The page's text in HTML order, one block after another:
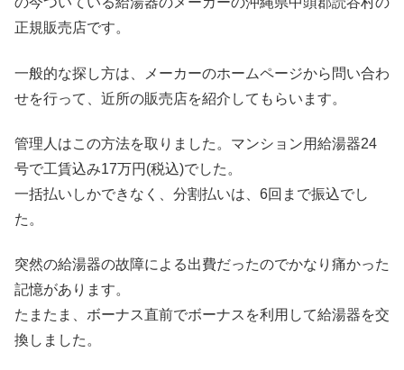
正規販売店です。
一般的な探し方は、メーカーのホームページから問い合わ
せを行って、近所の販売店を紹介してもらいます。
管理人はこの方法を取りました。マンション用給湯器24
号で工賃込み17万円(税込)でした。
一括払いしかできなく、分割払いは、6回まで振込でし
た。
突然の給湯器の故障による出費だったのでかなり痛かった
記憶があります。
たまたま、ボーナス直前でボーナスを利用して給湯器を交
換しました。